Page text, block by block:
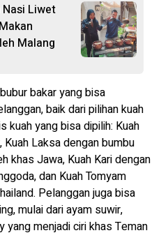
Liwet
Malang
bakar yang bisa
baik dari pilihan kuah
kuah yang bisa dipilih: Kuah
Kuah Laksa dengan bumbu
khas Jawa, Kuah Kari dengan
dan Kuah Tomyam
Pelanggan juga bisa
mulai dari ayam suwir,
yang menjadi ciri khas Teman